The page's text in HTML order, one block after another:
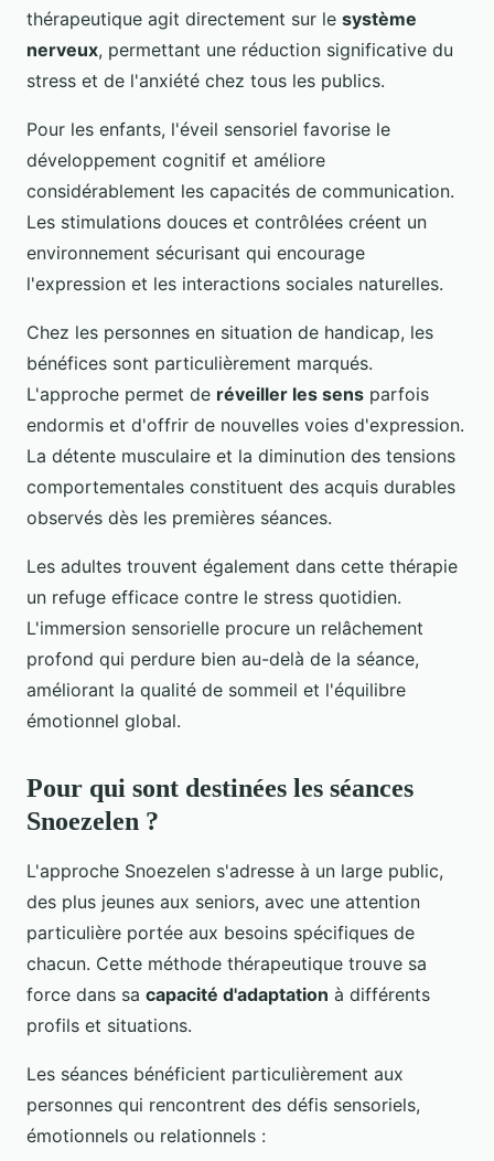
thérapeutique agit directement sur le système
nerveux, permettant une réduction significative du
stress et de l'anxiété chez tous les publics.
Pour les enfants, l'éveil sensoriel favorise le
développement cognitif et améliore
considérablement les capacités de communication.
Les stimulations douces et contrôlées créent un
environnement sécurisant qui encourage
l'expression et les interactions sociales naturelles.
Chez les personnes en situation de handicap, les
bénéfices sont particulièrement marqués.
L'approche permet de réveiller les sens parfois
endormis et d'offrir de nouvelles voies d'expression.
La détente musculaire et la diminution des tensions
comportementales constituent des acquis durables
observés dès les premières séances.
Les adultes trouvent également dans cette thérapie
un refuge efficace contre le stress quotidien.
L'immersion sensorielle procure un relâchement
profond qui perdure bien au-delà de la séance,
améliorant la qualité de sommeil et l'équilibre
émotionnel global.
Pour qui sont destinées les séances
Snoezelen ?
L'approche Snoezelen s'adresse à un large public,
des plus jeunes aux seniors, avec une attention
particulière portée aux besoins spécifiques de
chacun. Cette méthode thérapeutique trouve sa
force dans sa capacité d'adaptation à différents
profils et situations.
Les séances bénéficient particulièrement aux
personnes qui rencontrent des défis sensoriels,
émotionnels ou relationnels :